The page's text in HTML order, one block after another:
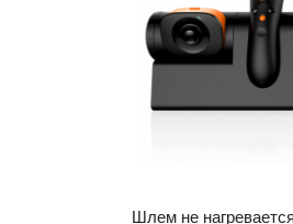
Шлем не